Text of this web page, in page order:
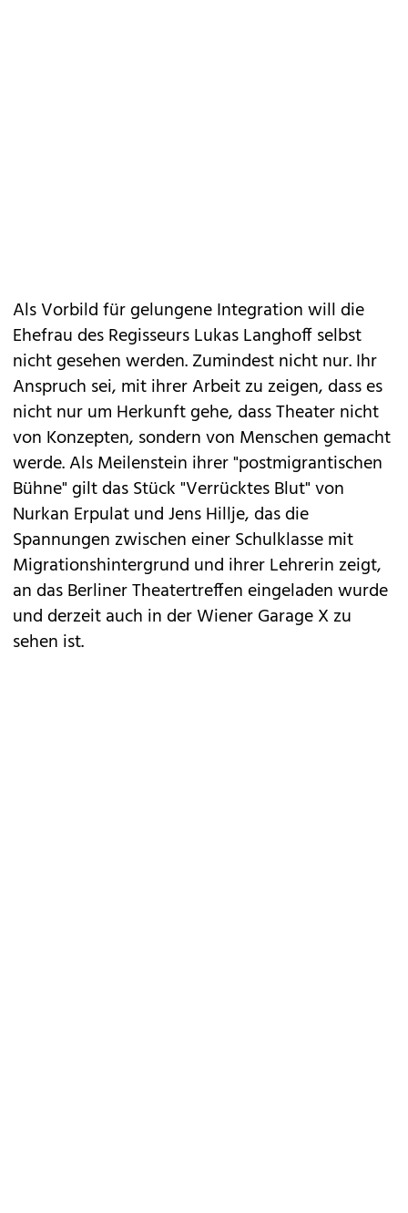
Als Vorbild für gelungene Integration will die
Ehefrau des Regisseurs Lukas Langhoff selbst
nicht gesehen werden. Zumindest nicht nur. Ihr
Anspruch sei, mit ihrer Arbeit zu zeigen, dass es
nicht nur um Herkunft gehe, dass Theater nicht
von Konzepten, sondern von Menschen gemacht
werde. Als Meilenstein ihrer "postmigrantischen
Bühne" gilt das Stück "Verrücktes Blut" von
Nurkan Erpulat und Jens Hillje, das die
Spannungen zwischen einer Schulklasse mit
Migrationshintergrund und ihrer Lehrerin zeigt,
an das Berliner Theatertreffen eingeladen wurde
und derzeit auch in der Wiener Garage X zu
sehen ist.